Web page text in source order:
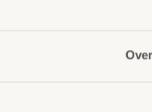
Over